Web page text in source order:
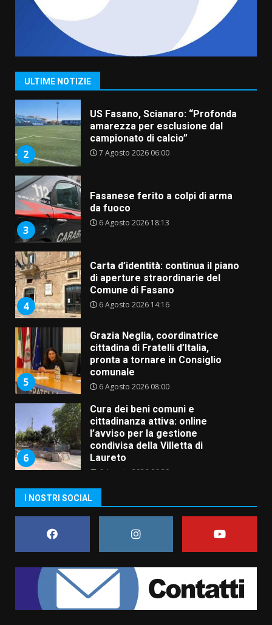
ULTIME NOTIZIE
7 Agosto 2026 06:05
2
US Fasano, Scianaro: “Profonda
amarezza per esclusione dal
3
Fasanese ferito a colpi di arma
da fuoco
6 Agosto 2026 18:13
4
Carta d’identità: continua il piano
di aperture straordinarie del
Comune di Fasano
6 Agosto 2026 14:16
5
Grazia Neglia, coordinatrice
cittadina di Fratelli d’Italia,
pronta a tornare in Consiglio
comunale
6 Agosto 2026 08:00
6
Cura dei beni comuni e
cittadinanza attiva: online
l’avviso per la gestione
condivisa della Villetta di
Laureto
7
La magia del Minareto e la prima
assoluta de “L’Albergo
Belvedere. Il rapimento”
6 Agosto 2026 06:15
“I Contestatori: Musica di
Rivoluzione”: nuovo
7 Agosto 2026 06:05
2
US Fasano, Scianaro: “Profonda
amarezza per esclusione dal
campionato di calcio”
7 Agosto 2026 06:00
I NOSTRI SOCIAL